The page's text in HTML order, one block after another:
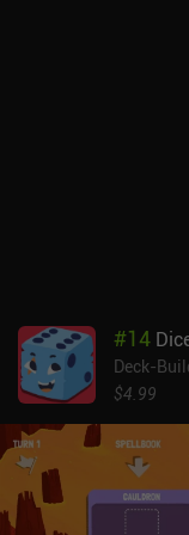
tuve pocos incentivos
bastante disfrutable,
adicional.
#14
Deck-
$4.99